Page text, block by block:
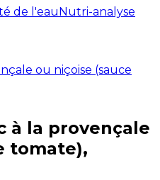
de l'eauNutri-analyse
ou niçoise (sauce
à la provençale
tomate),